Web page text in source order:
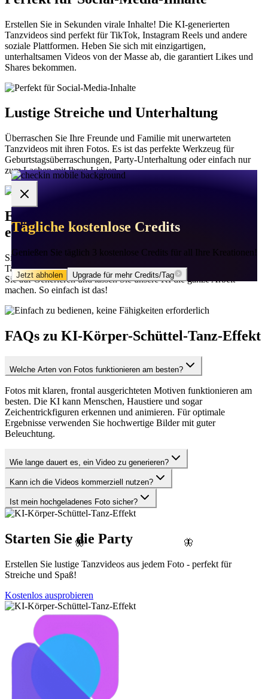
🌸 ✦
🦋 🦋
Erstellen Sie in Sekunden virale Inhalte! Die KI-generierten
Tanzvideos sind perfekt für TikTok, Instagram Reels und andere
soziale Plattformen. Heben Sie sich mit einzigartigen,
unterhaltsamen Videos von der Masse ab, die garantiert Likes und
Shares bekommen.
Lustige Streiche und Unterhaltung
Überraschen Sie Ihre Freunde und Familie mit unerwarteten
Tanzvideos mit ihren Fotos. Es ist das perfekte Werkzeug für
Geburtstagsüberraschungen, Party-Unterhaltung oder einfach nur
zum Lachen mit Ihren Lieben.
Einfach zu bedienen, keine Fähigkeiten
erforderlich
Sie brauchen keine Videobearbeitungserfahrung, um erstaunliche
Tanzvideos zu erstellen. Laden Sie einfach ein Foto hoch, klicken
Sie auf Generieren und lassen Sie unsere KI die ganze Arbeit
machen. So einfach ist das!
FAQs zu KI-Körper-Schüttel-Tanz-Effekt
Welche Arten von Fotos funktionieren am besten?
Fotos mit klaren, frontal ausgerichteten Motiven funktionieren am
besten. Die KI kann Menschen, Haustiere und sogar
Zeichentrickfiguren erkennen und animieren. Für optimale
Ergebnisse verwenden Sie hochwertige Bilder mit guter
Beleuchtung.
Wie lange dauert es, ein Video zu generieren?
Kann ich die Videos kommerziell nutzen?
Ist mein hochgeladenes Foto sicher?
Starten Sie die Party
Erstellen Sie lustige Tanzvideos aus jedem Foto - perfekt für
Streiche und Spaß!
Kostenlos ausprobieren
Tägliche kostenlose Credits
Genießen Sie täglich 3 kostenlose Credits für all Ihre Kreationen!
Jetzt abholen Upgrade für mehr Credits/Tag
Tägliche kostenlose Credits
Genießen Sie täglich 3 kostenlose Credits für all Ihre Kreationen!
Jetzt abholen Upgrade für mehr Credits/Tag